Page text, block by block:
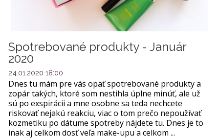
Spotrebované produkty - Január
2020
24.01.2020 18:00
Dnes tu mám pre vás opäť spotrebované produkty a
zopár takých, ktoré som nestihla úplne minúť, ale už
sú po exspirácii a mne osobne sa teda nechcete
riskovať nejakú reakciu, viac o tom prečo nepoužívať
kozmetiku po dátume spotreby nájdete tu. Dnes je to
inak aj celkom dosť veľa make-upu a celkom ...